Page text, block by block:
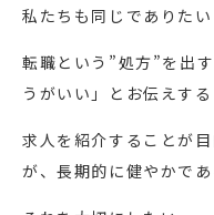
私たちも同じでありたい
転職という”処方”を出
うがいい」とお伝えする
求人を紹介することが
が、長期的に健やかであ